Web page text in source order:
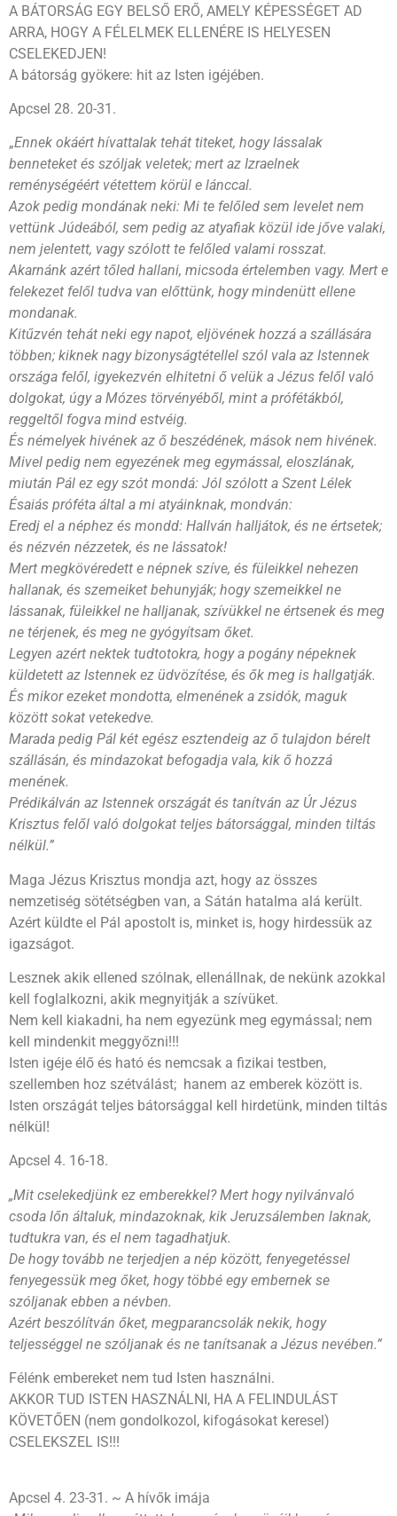
A BÁTORSÁG EGY BELSŐ ERŐ, AMELY KÉPESSÉGET AD
ARRA, HOGY A FÉLELMEK ELLENÉRE IS HELYESEN
CSELEKEDJEN!
A bátorság gyökere: hit az Isten igéjében.
Apcsel 28. 20-31.
„Ennek okáért hívattalak tehát titeket, hogy lássalak
benneteket és szóljak veletek; mert az Izraelnek
reménységéért vétettem körül e lánccal.
Azok pedig mondának neki: Mi te felőled sem levelet nem
vettünk Júdeából, sem pedig az atyafiak közül ide jőve valaki,
nem jelentett, vagy szólott te felőled valami rosszat.
Akarnánk azért tőled hallani, micsoda értelemben vagy. Mert e
felekezet felől tudva van előttünk, hogy mindenütt ellene
mondanak.
Kitűzvén tehát neki egy napot, eljövének hozzá a szállására
többen; kiknek nagy bizonyságtétellel szól vala az Istennek
országa felől, igyekezvén elhitetni ő velük a Jézus felől való
dolgokat, úgy a Mózes törvényéből, mint a prófétákból,
reggeltől fogva mind estvéig.
És némelyek hivének az ő beszédének, mások nem hivének.
Mivel pedig nem egyezének meg egymással, eloszlának,
miután Pál ez egy szót mondá: Jól szólott a Szent Lélek
Ésaiás próféta által a mi atyáinknak, mondván:
Eredj el a néphez és mondd: Hallván halljátok, és ne értsetek;
és nézvén nézzetek, és ne lássatok!
Mert megkövéredett e népnek szíve, és füleikkel nehezen
hallanak, és szemeiket behunyják; hogy szemeikkel ne
lássanak, füleikkel ne halljanak, szívükkel ne értsenek és meg
ne térjenek, és meg ne gyógyítsam őket.
Legyen azért nektek tudtotokra, hogy a pogány népeknek
küldetett az Istennek ez üdvözítése, és ők meg is hallgatják.
És mikor ezeket mondotta, elmenének a zsidók, maguk
között sokat vetekedve.
Marada pedig Pál két egész esztendeig az ő tulajdon bérelt
szállásán, és mindazokat befogadja vala, kik ő hozzá
menének.
Prédikálván az Istennek országát és tanítván az Úr Jézus
Krisztus felől való dolgokat teljes bátorsággal, minden tiltás
nélkül.”
Maga Jézus Krisztus mondja azt, hogy az összes
nemzetiség sötétségben van, a Sátán hatalma alá került.
Azért küldte el Pál apostolt is, minket is, hogy hirdessük az
igazságot.
Lesznek akik ellened szólnak, ellenállnak, de nekünk azokkal
kell foglalkozni, akik megnyitják a szívüket.
Nem kell kiakadni, ha nem egyezünk meg egymással; nem
kell mindenkit meggyőzni!!!
Isten igéje élő és ható és nemcsak a fizikai testben,
szellemben hoz szétválást; hanem az emberek között is.
Isten országát teljes bátorsággal kell hirdetünk, minden tiltás
nélkül!
Apcsel 4. 16-18.
„Mit cselekedjünk ez emberekkel? Mert hogy nyilvánvaló
csoda lőn általuk, mindazoknak, kik Jeruzsálemben laknak,
tudtukra van, és el nem tagadhatjuk.
De hogy tovább ne terjedjen a nép között, fenyegetéssel
fenyegessük meg őket, hogy többé egy embernek se
szóljanak ebben a névben.
Azért beszólítván őket, megparancsolák nekik, hogy
teljességgel ne szóljanak és ne tanítsanak a Jézus nevében.”
Félénk embereket nem tud Isten használni.
AKKOR TUD ISTEN HASZNÁLNI, HA A FELINDULÁST
KÖVETŐEN (nem gondolkozol, kifogásokat keresel)
CSELEKSZEL IS!!!
Apcsel 4. 23-31. ~ A hívők imája